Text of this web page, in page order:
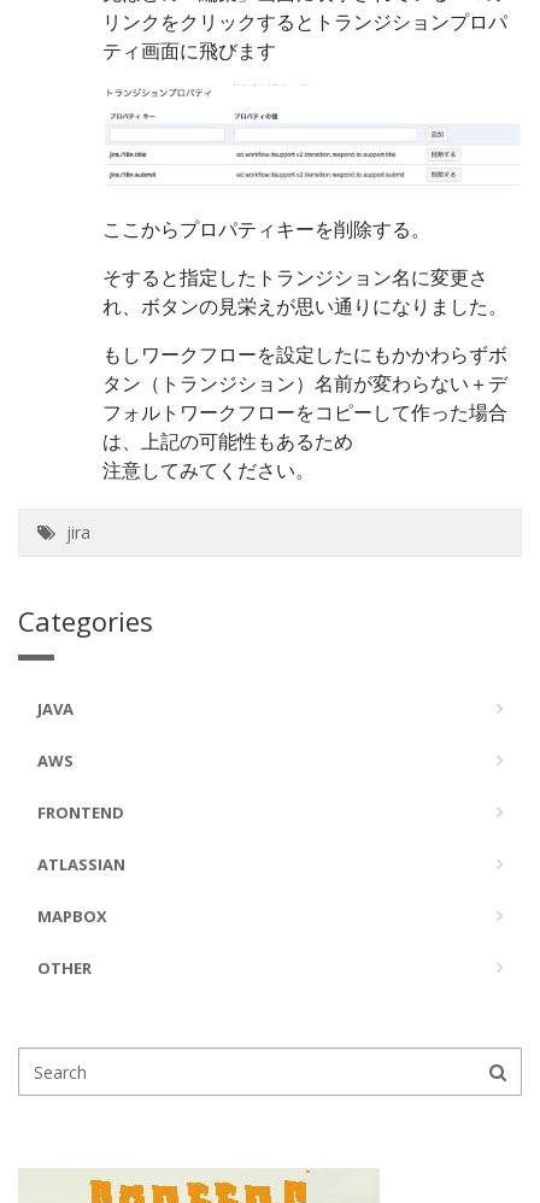
リンクをクリックするとトランジションプロパ
ティ画面に飛びます
ここからプロパティキーを削除する。
そすると指定したトランジション名に変更さ
れ、ボタンの見栄えが思い通りになりました。
もしワークフローを設定したにもかかわらずボ
タン（トランジション）名前が変わらない＋デ
フォルトワークフローをコピーして作った場合
は、上記の可能性もあるため
注意してみてください。
jira
Categories
JAVA
AWS
FRONTEND
ATLASSIAN
MAPBOX
OTHER